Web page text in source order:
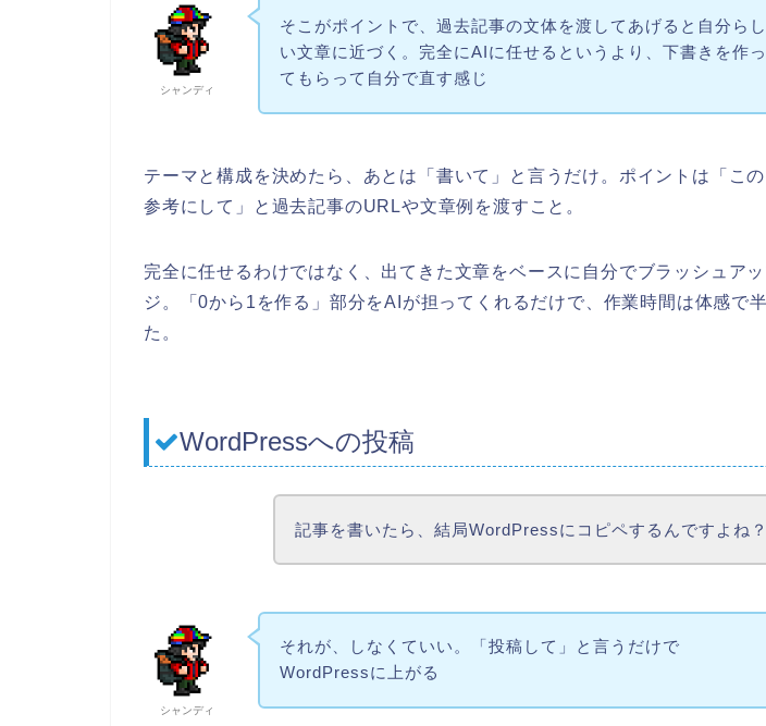
シャンディ
そこがポイントで、過去記事の文体を渡してあげると自分らし
い文章に近づく。完全にAIに任せるというより、下書きを作っ
てもらって自分で直す感じ
テーマと構成を決めたら、あとは「書いて」と言うだけ。ポイントは「こ
参考にして」と過去記事のURLや文章例を渡すこと。
完全に任せるわけではなく、出てきた文章をベースに自分でブラッシュア
ジ。「0から1を作る」部分をAIが担ってくれるだけで、作業時間は体感で
た。
WordPressへの投稿
記事を書いたら、結局WordPressにコピペするんですよね？
シャンディ
それが、しなくていい。「投稿して」と言うだけで
WordPressに上がる